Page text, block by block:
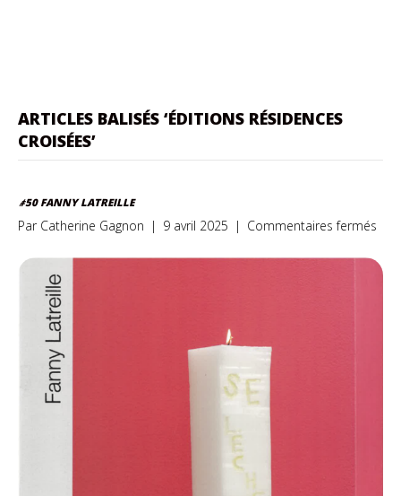
ARTICLES BALISÉS ‘ÉDITIONS RÉSIDENCES
CROISÉES’
#50 FANNY LATREILLE
Par Catherine Gagnon | 9 avril 2025 | Commentaires fermés